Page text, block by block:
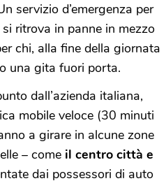
servizio d’emergenza per
ritrova in panne in mezzo
chi, alla fine della giornata
una gita fuori porta.
dall’azienda italiana,
mobile veloce (30 minuti
a girare in alcune zone
– come il centro città e
dai possessori di auto